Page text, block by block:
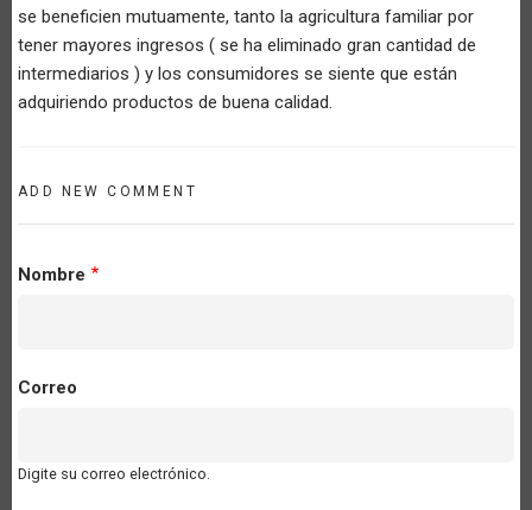
se beneficien mutuamente, tanto la agricultura familiar por
tener mayores ingresos ( se ha eliminado gran cantidad de
intermediarios ) y los consumidores se siente que están
adquiriendo productos de buena calidad.
ADD NEW COMMENT
Nombre
Correo
Digite su correo electrónico.